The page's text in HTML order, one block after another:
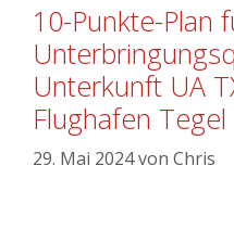
10-Punkte-Plan
Unterkunft UA
Flughafen Tegel
29. Mai 2024von Chris